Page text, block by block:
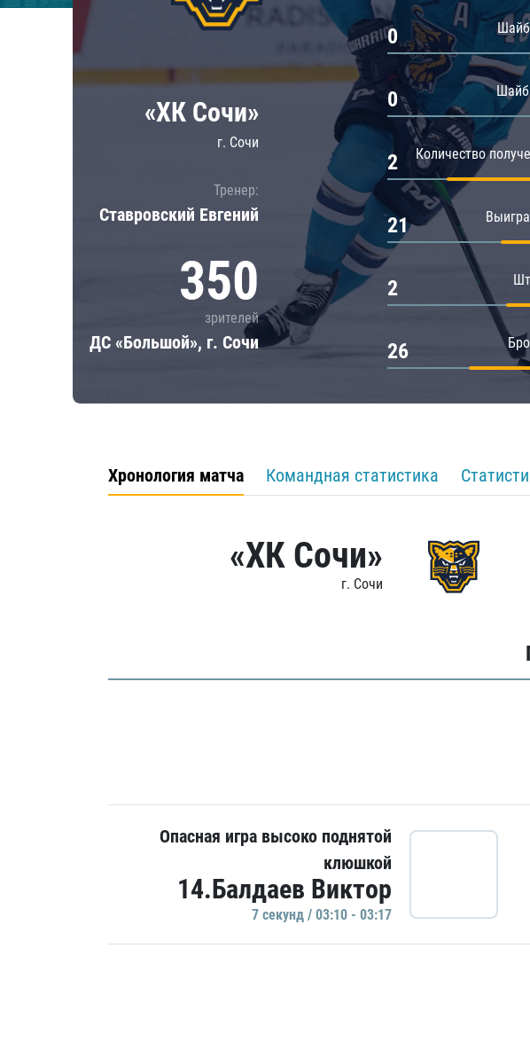
Локомотив
ЦСКА
Шанхайские Драконы
Амур
Барыс
Салават
«ХК Сочи»
г. Сочи
Тренер:
Ставровский Евгений
350
зрителей
ДС «Большой», г. Сочи
0
0
Количество
2
21
2
26
Хронология матча Командная статистика
«ХК Сочи»
г. Сочи
Опасная игра высоко поднятой
клюшкой
14.Балдаев Виктор
7 секунд / 03:10 - 03:17